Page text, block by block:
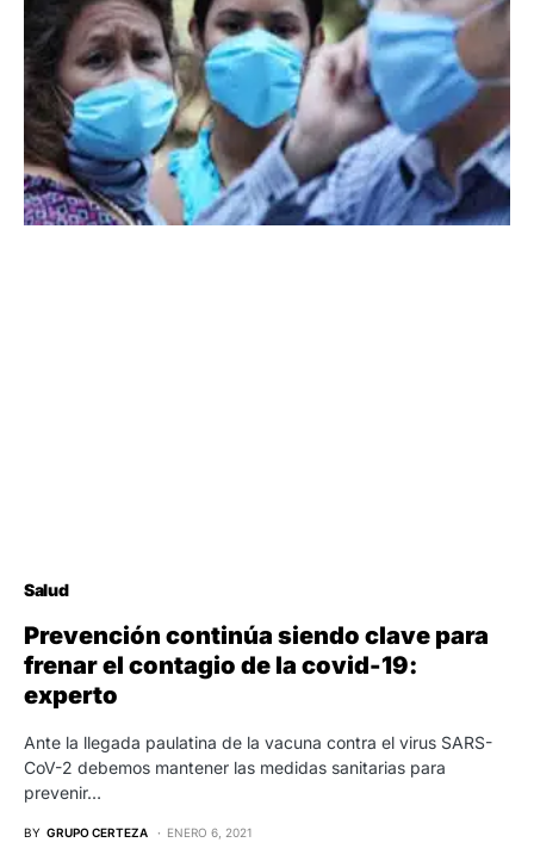
Salud
Prevención continúa siendo clave para
frenar el contagio de la covid-19:
experto
Ante la llegada paulatina de la vacuna contra el virus SARS-
CoV-2 debemos mantener las medidas sanitarias para
prevenir…
BY GRUPO CERTEZA ENERO 6, 2021